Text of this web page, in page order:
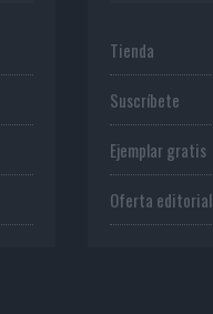
Tienda
Suscríbete
Ejemplar gratis
Oferta editorial